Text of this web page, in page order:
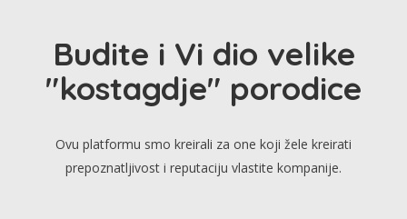
Budite i Vi dio velike
"kostagdje" porodice
Ovu platformu smo kreirali za one koji žele kreirati
prepoznatljivost i reputaciju vlastite kompanije.